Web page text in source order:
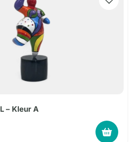
– Kleur A